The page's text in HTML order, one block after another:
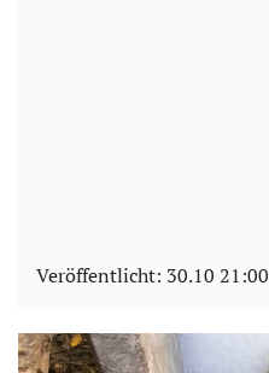
Veröffentlicht: 30.10 21:00